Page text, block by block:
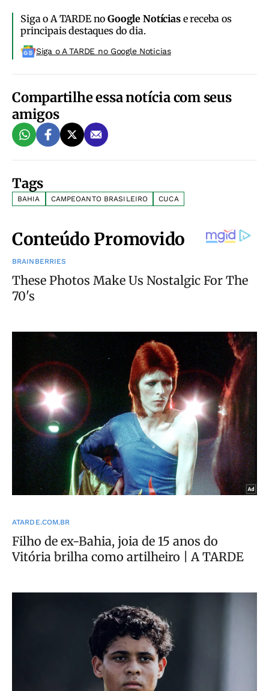
Siga o A TARDE noGoogle Notíciase receba os
principais destaques do dia.
Siga o A TARDE no Google Noticias
Compartilhe essa notícia com seus
amigos
Tags
BAHIA CAMPEOANTO BRASILEIRO CUCA